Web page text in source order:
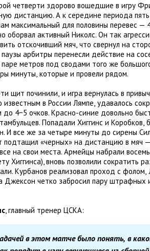
четверти здорово вошедшие в игру
дистанцию. А к середине периода
максимальный для половины перевес —
оборвал активный Николс. Он так
отскочивший мяч, что свернул на
арбитры перенесли действие на
метров под сводами того же
минуты, которые и провели рядом.
щит починили, и игра вернулась в
в России Лямпе, удавалось
до 4−5 очков. Красно-синие довольно
Попадали Хиггинс и Коробков,
И все же за четыре минуты до сирены
подтащил «черных» на дистанцию в мяч
на свои места. Армейцы набрали
Хиггинса), вновь позволили сократить
Курбанов реализовал проход с фолом,
Джексон четко забросил пару штрафных
, главный тренер ЦСКА:
в этом матче было понять, в